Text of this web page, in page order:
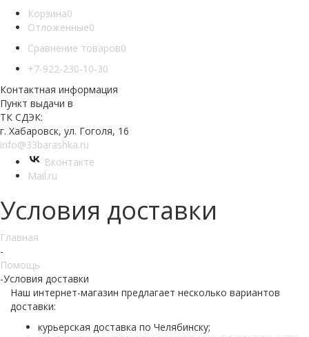
Корзина0
Отложенные0
Сравнение товаров0
+7-922-230-10-30
Контактная информация
Пункт выдачи в
ТК СДЭК:
г. Хабаровск, ул. Гоголя, 16
info@33barashka.ru
Вконтакте
Mail.ru
Условия доставки
Главная
-
Помощь
-Условия доставки
Наш интернет-магазин предлагает несколько вариантов
доставки:
курьерская доставка по Челябинску;